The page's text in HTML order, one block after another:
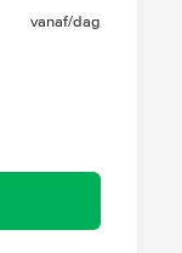
vanaf/dag